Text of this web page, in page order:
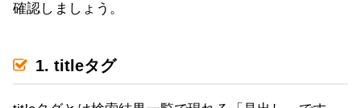
確認しましょう。
1. titleタグ